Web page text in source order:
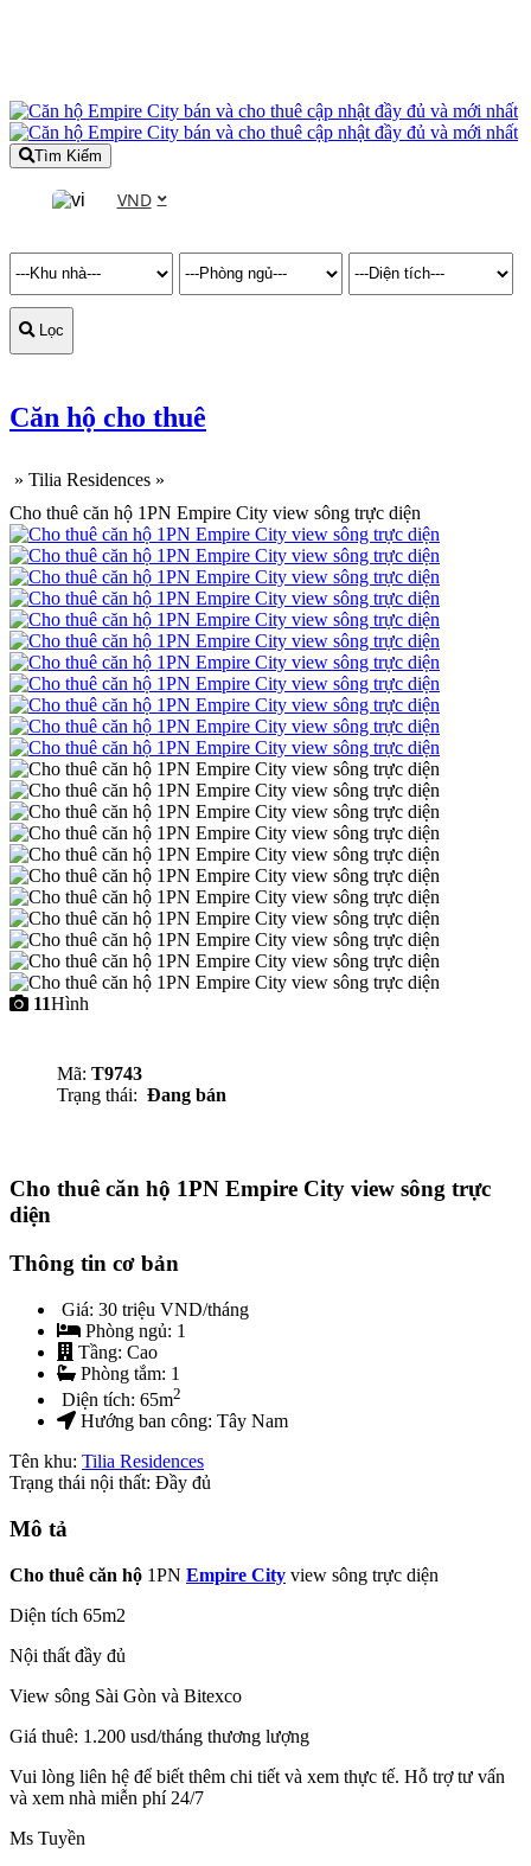
Tìm Kiếm
VND
Lọc
Căn hộ cho thuê
» Tilia Residences »
Cho thuê căn hộ 1PN Empire City view sông trực diện
11Hình
Mã: T9743
Trạng thái: Đang bán
Cho thuê căn hộ 1PN Empire City view sông trực
diện
Thông tin cơ bản
Giá: 30 triệu VND/tháng
Phòng ngủ: 1
Tầng: Cao
Phòng tắm: 1
Diện tích: 65m2
Hướng ban công: Tây Nam
Tên khu: Tilia Residences
Trạng thái nội thất: Đầy đủ
Mô tả
Cho thuê căn hộ 1PN Empire City view sông trực diện
Diện tích 65m2
Nội thất đầy đủ
View sông Sài Gòn và Bitexco
Giá thuê: 1.200 usd/tháng thương lượng
Vui lòng liên hệ để biết thêm chi tiết và xem thực tế. Hỗ trợ tư vấn
và xem nhà miễn phí 24/7
Ms Tuyền